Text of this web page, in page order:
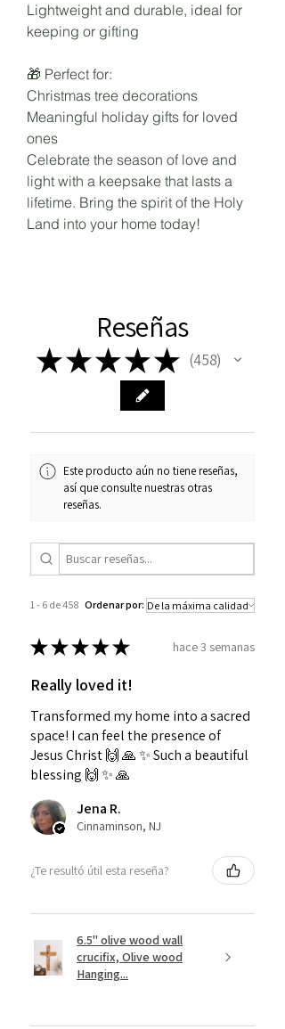
Lightweight and durable, ideal for
keeping or gifting
🎁 Perfect for:
Christmas tree decorations
Meaningful holiday gifts for loved
ones
Celebrate the season of love and
light with a keepsake that lasts a
lifetime. Bring the spirit of the Holy
Land into your home today!
Reseñas
★★★★★ 458
458
Este producto aún no tiene reseñas,
así que consulte nuestras otras
reseñas.
1 - 6 de 458 Ordenar por:
★★★★★ hace 3 semanas
Really loved it!
Transformed my home into a sacred
space! I can feel the presence of
Jesus Christ 🙌 🙏 ✨️ Such a beautiful
blessing 🙌 ✨️ 🙏
Jena R.
Cinnaminson, NJ
¿Te resultó útil esta reseña?
6.5" olive wood wall
crucifix, Olive wood
Hanging...